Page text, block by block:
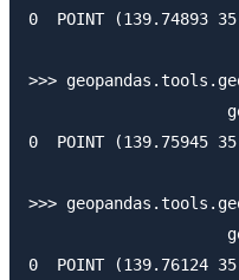
0  POINT (139.74893
>>>
0  POINT (139.75945
>>>